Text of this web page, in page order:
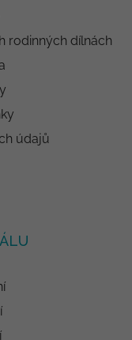
rodinných dílnách
údajů